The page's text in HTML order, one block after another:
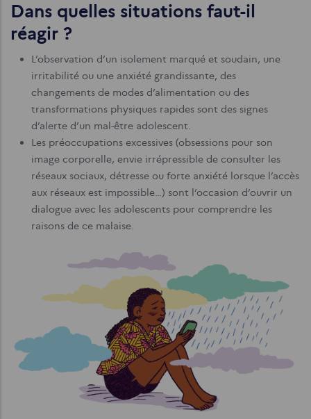
Dans quelles situations faut-il
réagir ?
L’observation d’un isolement marqué et soudain, une
irritabilité ou une anxiété grandissante, des
changements de modes d’alimentation ou des
transformations physiques rapides sont des signes
d’alerte d’un mal-être adolescent.
Les préoccupations excessives (obsessions pour son
image corporelle, envie irrépressible de consulter les
réseaux sociaux, détresse ou forte anxiété lorsque l’accès
aux réseaux est impossible…) sont l’occasion d’ouvrir un
dialogue avec les adolescents pour comprendre les
raisons de ce malaise.